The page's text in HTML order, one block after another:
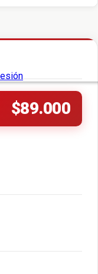
$89.000